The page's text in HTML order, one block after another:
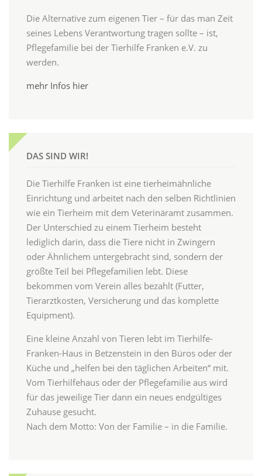
Die Alternative zum eigenen Tier – für das man Zeit
seines Lebens Verantwortung tragen sollte – ist,
Pflegefamilie bei der Tierhilfe Franken e.V. zu
werden.
mehr Infos hier
DAS SIND WIR!
Die Tierhilfe Franken ist eine tierheimähnliche
Einrichtung und arbeitet nach den selben Richtlinien
wie ein Tierheim mit dem Veterinäramt zusammen.
Der Unterschied zu einem Tierheim besteht
lediglich darin, dass die Tiere nicht in Zwingern
oder Ähnlichem untergebracht sind, sondern der
größte Teil bei Pflegefamilien lebt. Diese
bekommen vom Verein alles bezahlt (Futter,
Tierarztkosten, Versicherung und das komplette
Equipment).
Eine kleine Anzahl von Tieren lebt im Tierhilfe-
Franken-Haus in Betzenstein in den Büros oder der
Küche und „helfen bei den täglichen Arbeiten“ mit.
Vom Tierhilfehaus oder der Pflegefamilie aus wird
für das jeweilige Tier dann ein neues endgültiges
Zuhause gesucht.
Nach dem Motto: Von der Familie – in die Familie.